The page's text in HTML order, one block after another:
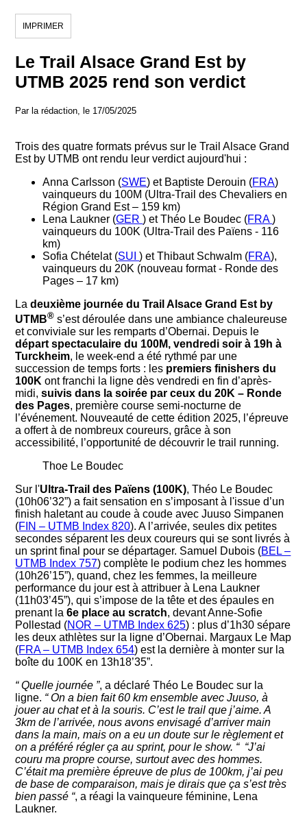
IMPRIMER
Le Trail Alsace Grand Est by
UTMB 2025 rend son verdict
Par la rédaction, le 17/05/2025
Trois des quatre formats prévus sur le Trail Alsace Grand
Est by UTMB ont rendu leur verdict aujourd'hui :
Anna Carlsson (SWE) et Baptiste Derouin (FRA)
vainqueurs du 100M (Ultra-Trail des Chevaliers en
Région Grand Est – 159 km)
Lena Laukner (GER) et Théo Le Boudec (FRA)
vainqueurs du 100K (Ultra-Trail des Païens - 116
km)
Sofia Chételat (SUI) et Thibaut Schwalm (FRA),
vainqueurs du 20K (nouveau format - Ronde des
Pages – 17 km)
Ladeuxième journée du Trail Alsace Grand Est by
UTMB® s’est déroulée dans une ambiance chaleureuse
et conviviale sur les remparts d’Obernai. Depuis le
départ spectaculaire du 100M, vendredi soir à 19h à
Turckheim, le week-end a été rythmé par une
succession de temps forts : les premiers finishers du
100K ont franchi la ligne dès vendredi en fin d’après-
midi,suivis dans la soirée par ceux du 20K – Ronde
des Pages, première course semi-nocturne de
l’événement. Nouveauté de cette édition 2025, l’épreuve
a offert à de nombreux coureurs, grâce à son
accessibilité, l’opportunité de découvrir le trail running.
Thoe Le Boudec
Sur l'Ultra-Trail des Païens (100K), Théo Le Boudec
(10h06’32”) a fait sensation en s’imposant à l'issue d’un
finish haletant au coude à coude avec Juuso Simpanen
(FIN – UTMB Index 820). A l’arrivée, seules dix petites
secondes séparent les deux coureurs qui se sont livrés à
un sprint final pour se départager. Samuel Dubois (BEL –
UTMB Index 757) complète le podium chez les hommes
(10h26’15”), quand, chez les femmes, la meilleure
performance du jour est à attribuer à Lena Laukner
(11h03’45”), qui s’impose de la tête et des épaules en
prenant la6e place au scratch, devant Anne-Sofie
Pollestad (NOR – UTMB Index 625) : plus d’1h30 sépare
les deux athlètes sur la ligne d’Obernai. Margaux Le Map
(FRA – UTMB Index 654) est la dernière à monter sur la
boîte du 100K en 13h18’35”.
“ Quelle journée ”, a déclaré Théo Le Boudec sur la
ligne. “ On a bien fait 60 km ensemble avec Juuso, à
jouer au chat et à la souris. C’est le trail que j’aime. A
3km de l’arrivée, nous avons envisagé d’arriver main
dans la main, mais on a eu un doute sur le règlement et
on a préféré régler ça au sprint, pour le show. “ “J’ai
couru ma propre course, surtout avec des hommes.
C’était ma première épreuve de plus de 100km, j’ai peu
de base de comparaison, mais je dirais que ça s’est très
bien passé “, a réagi la vainqueure féminine, Lena
Laukner.